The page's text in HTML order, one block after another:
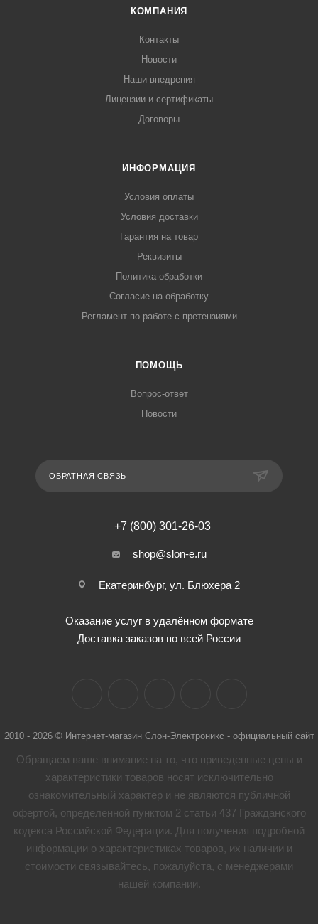
КОМПАНИЯ
Контакты
Новости
Наши внедрения
Лицензии и сертификаты
Договоры
ИНФОРМАЦИЯ
Условия оплаты
Условия доставки
Гарантия на товар
Реквизиты
Политика обработки
Согласие на обработку
Регламент по работе с претензиями
ПОМОЩЬ
Вопрос-ответ
Новости
ОБРАТНАЯ СВЯЗЬ
+7 (800) 301-26-03
shop@slon-e.ru
Екатеринбург, ул. Блюхера 2
Оказание услуг в удалённом формате
Доставка заказов по всей России
2010 - 2026 © Интернет-магазин Слон-Электроникс - официальный сайт
Обращаем ваше внимание на то, что приведенные цены и
характеристики товaров носят исключительно
ознакомительный характер и не являются публичной
офертой, определенной пунктом 2 статьи 437 Гражданского
кодекса Российской Федерации. Для получения подробной
информации о характеристиках товaров, их наличии и
стоимости связывайтесь, пожалуйста, с менеджерами
нашей компании.